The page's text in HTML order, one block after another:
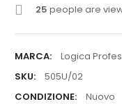
25 people are
MARCA:
Logica
SKU:
505U/02
CONDIZIONE:
Nuovo